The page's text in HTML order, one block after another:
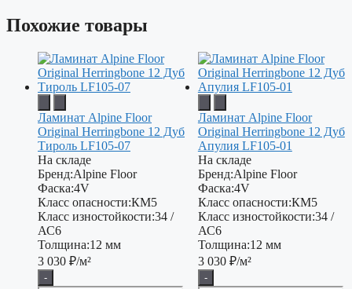
Похожие товары
Ламинат Alpine Floor
Original Herringbone 12 Дуб
Тироль LF105-07
На складе
Бренд:Alpine Floor
Фаска:4V
Класс опасности:КМ5
Класс изностойкости:34 /
АС6
Толщина:12 мм
3 030 ₽/м²
-
Ламинат Alpine Floor
Original Herringbone 12 Дуб
Апулия LF105-01
На складе
Бренд:Alpine Floor
Фаска:4V
Класс опасности:КМ5
Класс изностойкости:34 /
АС6
Толщина:12 мм
3 030 ₽/м²
-